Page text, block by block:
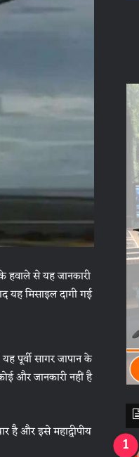
हवाले से यह जानकारी
यह मिसाइल दागी गई
पूर्वी सागर जापान के
और जानकारी नहीं है
है और इसे महाद्वीपीय